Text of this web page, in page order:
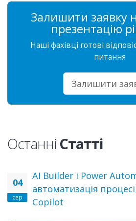
Залишити заявку
презентацію
Наші фахівці готові
питання
Залишити
Останні Статті
04
сер
AI Builder і Power
автоматизація
Copilot